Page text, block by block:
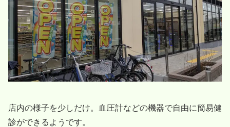
店内の様子を少しだけ。血圧計などの機器で自由に簡易健
診ができるようです。